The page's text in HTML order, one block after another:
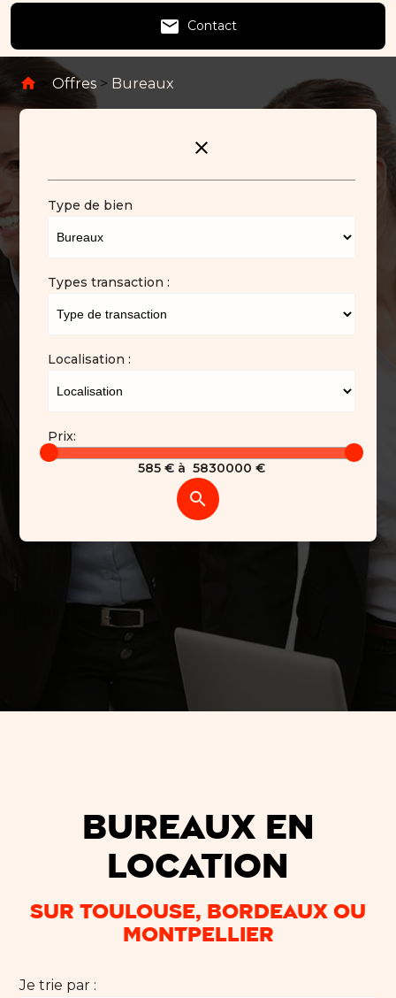
email Contact
>Offres > Bureaux
close
Type de bien
Types transaction :
Localisation :
Prix:
585 € à 5830000 €
Bureaux en
location
sur Toulouse, Bordeaux ou
Montpellier
Je trie par :